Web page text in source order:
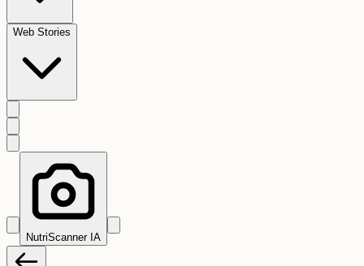
Web Stories
NutriScanner IA